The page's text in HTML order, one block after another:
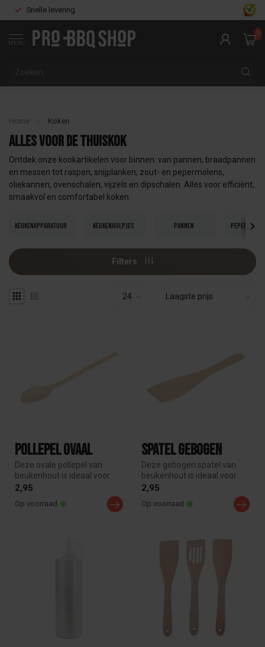
Snelle levering
MENU
0
Home Koken
Alles voor de thuiskok
Ontdek onze kookartikelen voor binnen: van pannen, braadpannen
en messen tot raspen, snijplanken, zout- en pepermolens,
oliekannen, ovenschalen, vijzels en dipschalen. Alles voor efficiënt,
smaakvol en comfortabel koken.
Keukenapparatuur Keukenhulpjes Pannen Peper- en
Filters
Pollepel ovaal
Deze ovale pollepel van
beukenhout is ideaal voor
het roeren en opscheppen
2,95
Op voorraad
Spatel Gebogen
Deze gebogen spatel van
beukenhout is ideaal voor
het keren van hamburgers,
2,95
Op voorraad